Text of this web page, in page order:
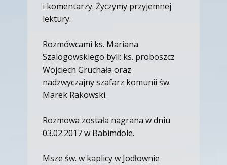
i komentarzy. Życzymy przyjemnej
lektury.
Rozmówcami ks. Mariana
Szalogowskiego byli: ks. proboszcz
Wojciech Gruchała oraz
nadzwyczajny szafarz komunii św.
Marek Rakowski.
Rozmowa została nagrana w dniu
03.02.2017 w Babimdole.
Msze św. w kaplicy w Jodłownie